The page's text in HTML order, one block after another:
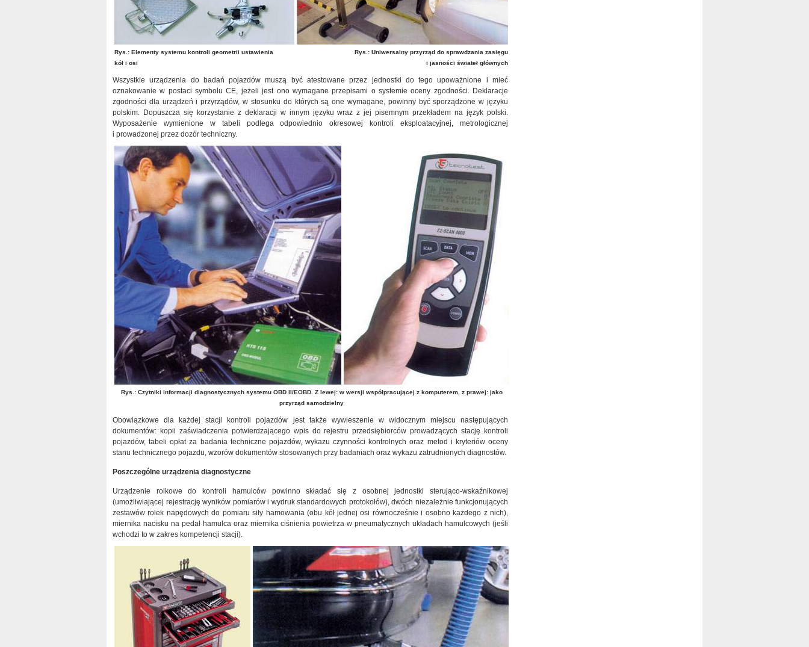
Rys.: Elementy systemu kontroli geometrii ustawienia
kół i osi
Rys.: Uniwersalny przyrząd do sprawdzania zasięgu
i jasności świateł głównych
Wszystkie urządzenia do badań pojazdów muszą być atestowane przez jednostki do tego upoważnione i mieć
oznakowanie w postaci symbolu CE, jeżeli jest ono wymagane przepisami o systemie oceny zgodności. Deklaracje
zgodności dla urządzeń i przyrządów, w stosunku do których są one wymagane, powinny być sporządzone w języku
polskim. Dopuszcza się korzystanie z deklaracji w innym języku wraz z jej pisemnym przekładem na język polski.
Wyposażenie wymienione w tabeli podlega odpowiednio okresowej kontroli eksploatacyjnej, metrologicznej
i prowadzonej przez dozór techniczny.
Rys.: Czytniki informacji diagnostycznych systemu OBD II/EOBD. Z lewej: w wersji współpracującej z komputerem, z prawej: jako
przyrząd samodzielny
Obowiązkowe dla każdej stacji kontroli pojazdów jest także wywieszenie w widocznym miejscu następujących
dokumentów: kopii zaświadczenia potwierdzającego wpis do rejestru przedsiębiorców prowadzących stację kontroli
pojazdów, tabeli opłat za badania techniczne pojazdów, wykazu czynności kontrolnych oraz metod i kryteriów oceny
stanu technicznego pojazdu, wzorów dokumentów stosowanych przy badaniach oraz wykazu zatrudnionych diagnostów.
Poszczególne urządzenia diagnostyczne
Urządzenie rolkowe do kontroli hamulców powinno składać się z osobnej jednostki sterująco-wskaźnikowej
(umożliwiającej rejestrację wyników pomiarów i wydruk standardowych protokołów), dwóch niezależnie funkcjonujących
zestawów rolek napędowych do pomiaru siły hamowania (obu kół jednej osi równocześnie i osobno każdego z nich),
miernika nacisku na pedał hamulca oraz miernika ciśnienia powietrza w pneumatycznych układach hamulcowych (jeśli
wchodzi to w zakres kompetencji stacji).